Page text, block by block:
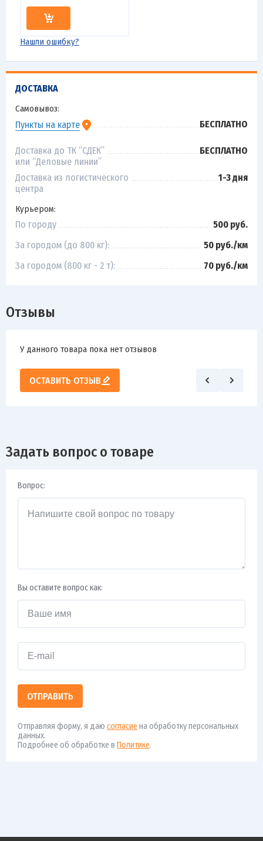
ДОСТАВКА
Самовывоз:
Пункты на карте БЕСПЛАТНО
Доставка до ТК “СДЕК”
или “Деловые линии”
БЕСПЛАТНО
Доставка из логистического
центра
1-3 дня
Курьером:
По городу
500 руб.
За городом (до 800 кг):
50 руб./км
За городом (800 кг - 2 т):
70 руб./км
Нашли ошибку?
Отзывы
У данного товара пока нет отзывов
ОСТАВИТЬ ОТЗЫВ
Задать вопрос о товаре
Вопрос:
Вы оставите вопрос как:
ОТПРАВИТЬ
Отправляя форму, я даю согласие на обработку персональных
данных.
Подробнее об обработке в Политике.